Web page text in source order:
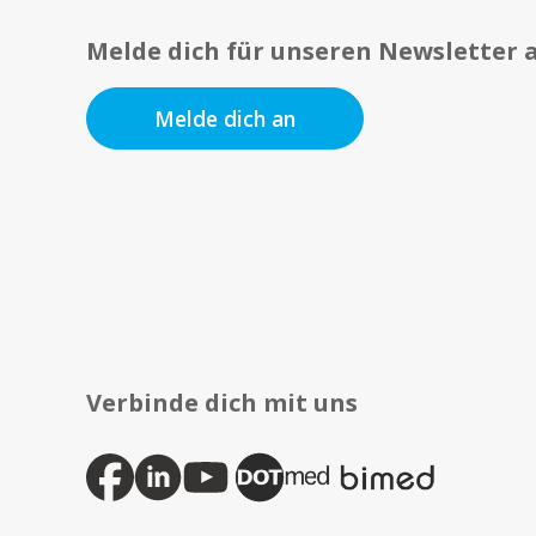
Melde dich für unseren Newsletter
Melde dich an
Verbinde dich mit uns